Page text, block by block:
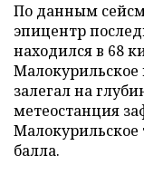
По данным
эпицентр
находился в 68
Малокурильское
залегал на
метеостанция
балла.